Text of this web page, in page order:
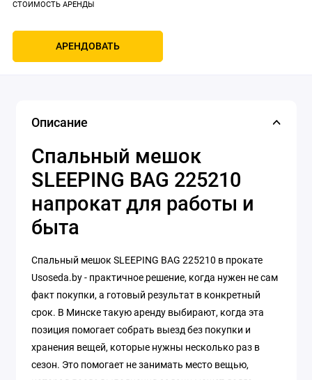
АРЕНДОВАТЬ
Описание
Спальный мешок
SLEEPING BAG 225210
напрокат для работы и
быта
Спальный мешок SLEEPING BAG 225210 в прокате
Usoseda.by - практичное решение, когда нужен не сам
факт покупки, а готовый результат в конкретный
срок. В Минске такую аренду выбирают, когда эта
позиция помогает собрать выезд без покупки и
хранения вещей, которые нужны несколько раз в
сезон. Это помогает не занимать место вещью,